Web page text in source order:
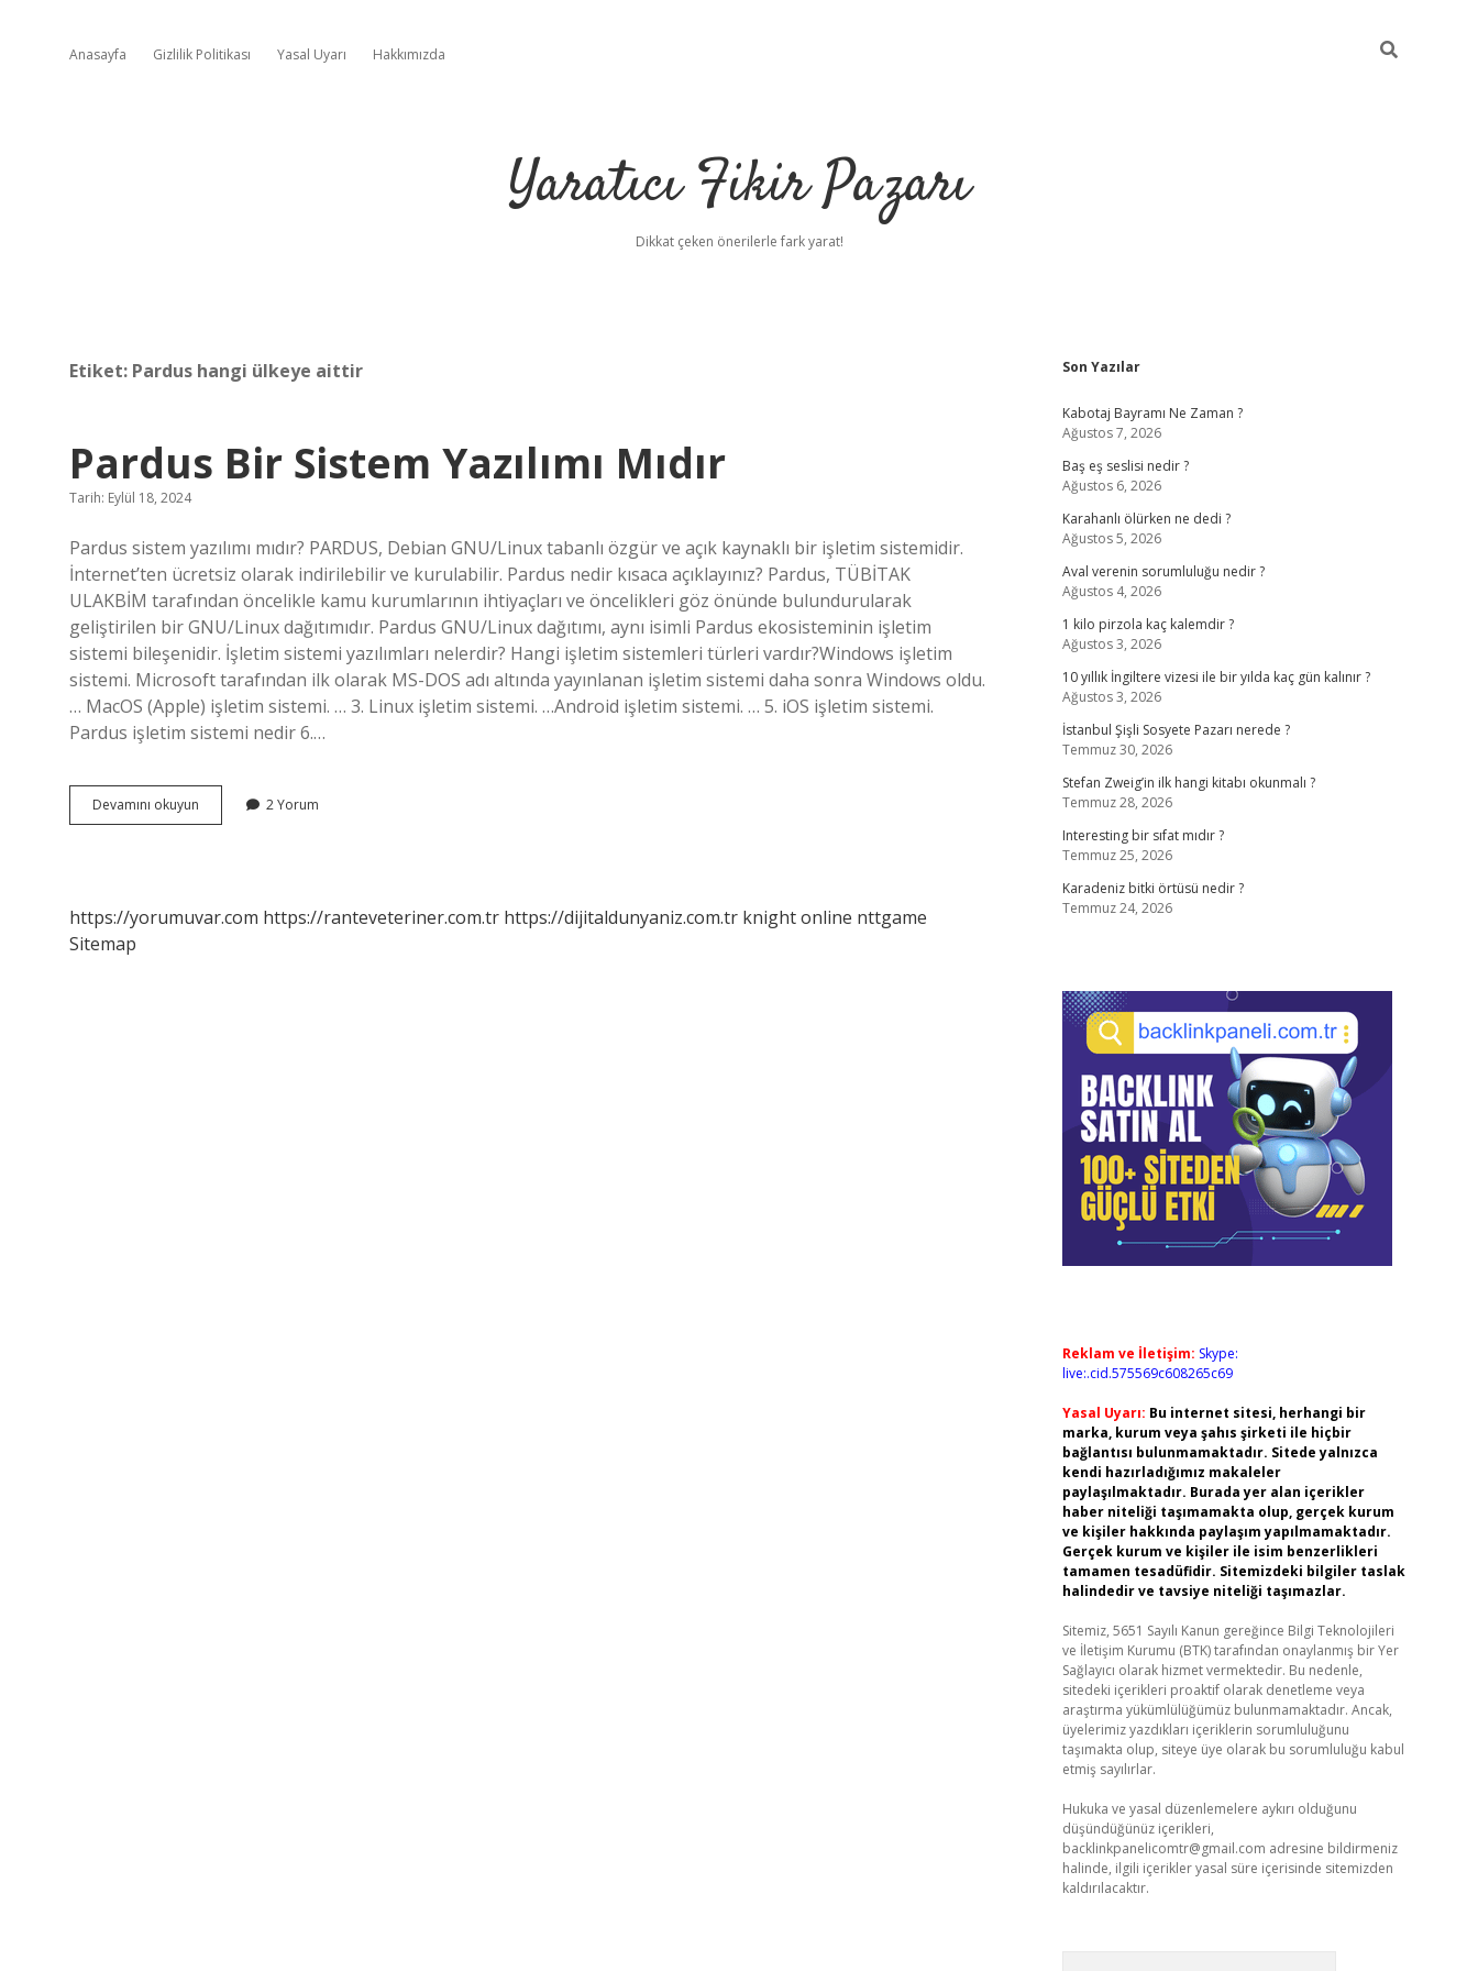
Anasayfa Gizlilik Politikası Yasal Uyarı Hakkımızda
Yaratıcı Fikir Pazarı
Dikkat çeken önerilerle fark yarat!
Etiket: Pardus hangi ülkeye aittir
Pardus Bir Sistem Yazılımı Mıdır
Tarih: Eylül 18, 2024
Pardus sistem yazılımı mıdır? PARDUS, Debian GNU/Linux tabanlı özgür ve açık kaynaklı bir işletim sistemidir.
İnternet’ten ücretsiz olarak indirilebilir ve kurulabilir. Pardus nedir kısaca açıklayınız? Pardus, TÜBİTAK
ULAKBİM tarafından öncelikle kamu kurumlarının ihtiyaçları ve öncelikleri göz önünde bulundurularak
geliştirilen bir GNU/Linux dağıtımıdır. Pardus GNU/Linux dağıtımı, aynı isimli Pardus ekosisteminin işletim
sistemi bileşenidir. İşletim sistemi yazılımları nelerdir? Hangi işletim sistemleri türleri vardır?Windows işletim
sistemi. Microsoft tarafından ilk olarak MS-DOS adı altında yayınlanan işletim sistemi daha sonra Windows oldu.
… MacOS (Apple) işletim sistemi. … 3. Linux işletim sistemi. …Android işletim sistemi. … 5. iOS işletim sistemi.
Pardus işletim sistemi nedir 6.…
Devamını okuyun
Bir
2 Yorum
https://yorumuvar.com https://ranteveteriner.com.tr https://dijitaldunyaniz.com.tr knight online nttgame
Sitemap
Sidebar
Son Yazılar
Kabotaj Bayramı Ne Zaman ?
Ağustos 7, 2026
Baş eş seslisi nedir ?
Ağustos 6, 2026
Karahanlı ölürken ne dedi ?
Ağustos 5, 2026
Aval verenin sorumluluğu nedir ?
Ağustos 4, 2026
1 kilo pirzola kaç kalemdir ?
Ağustos 3, 2026
10 yıllık İngiltere vizesi ile bir yılda kaç gün kalınır ?
Ağustos 3, 2026
İstanbul Şişli Sosyete Pazarı nerede ?
Temmuz 30, 2026
Stefan Zweig’in ilk hangi kitabı okunmalı ?
Temmuz 28, 2026
Interesting bir sıfat mıdır ?
Temmuz 25, 2026
Karadeniz bitki örtüsü nedir ?
Temmuz 24, 2026
Reklam ve İletişim: Skype:
live:.cid.575569c608265c69
Yasal Uyarı: Bu internet sitesi, herhangi bir
marka, kurum veya şahıs şirketi ile hiçbir
bağlantısı bulunmamaktadır. Sitede yalnızca
kendi hazırladığımız makaleler
paylaşılmaktadır. Burada yer alan içerikler
haber niteliği taşımamakta olup, gerçek kurum
ve kişiler hakkında paylaşım yapılmamaktadır.
Gerçek kurum ve kişiler ile isim benzerlikleri
tamamen tesadüfidir. Sitemizdeki bilgiler taslak
halindedir ve tavsiye niteliği taşımazlar.
Sitemiz, 5651 Sayılı Kanun gereğince Bilgi Teknolojileri
ve İletişim Kurumu (BTK) tarafından onaylanmış bir Yer
Sağlayıcı olarak hizmet vermektedir. Bu nedenle,
sitedeki içerikleri proaktif olarak denetleme veya
araştırma yükümlülüğümüz bulunmamaktadır. Ancak,
üyelerimiz yazdıkları içeriklerin sorumluluğunu
taşımakta olup, siteye üye olarak bu sorumluluğu kabul
etmiş sayılırlar.
Hukuka ve yasal düzenlemelere aykırı olduğunu
düşündüğünüz içerikleri,
backlinkpanelicomtr@gmail.com adresine bildirmeniz
halinde, ilgili içerikler yasal süre içerisinde sitemizden
kaldırılacaktır.